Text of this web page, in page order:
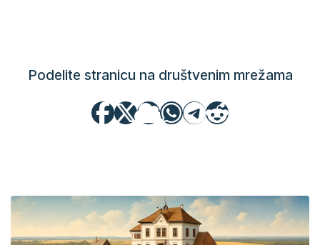
Podelite stranicu na društvenim mrežama